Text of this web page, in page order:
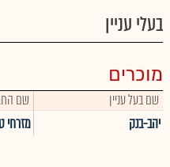
בעלי עניין
מוכרים
שם בעל עניין שם
יהב-בנק
מזרחי